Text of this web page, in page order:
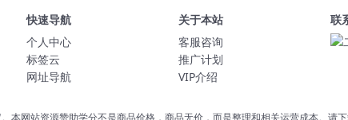
快速导航
个人中心
标签云
网址导航
关于本站
客服咨询
推广计划
VIP介绍
联